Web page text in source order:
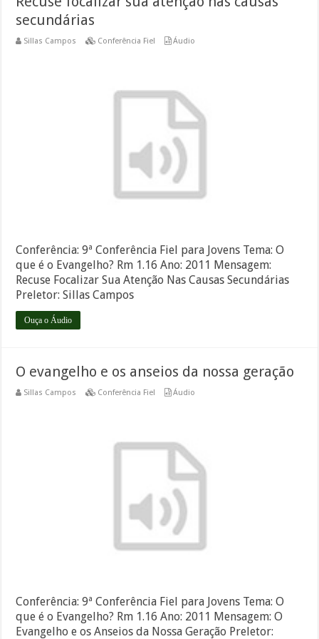
secundárias
Sillas Campos Conferência Fiel Áudio
Conferência: 9ª Conferência Fiel para Jovens Tema: O
que é o Evangelho? Rm 1.16 Ano: 2011 Mensagem:
Recuse Focalizar Sua Atenção Nas Causas Secundárias
Preletor: Sillas Campos
Ouça o Áudio
O evangelho e os anseios da nossa geração
Sillas Campos Conferência Fiel Áudio
Conferência: 9ª Conferência Fiel para Jovens Tema: O
que é o Evangelho? Rm 1.16 Ano: 2011 Mensagem: O
Evangelho e os Anseios da Nossa Geração Preletor: